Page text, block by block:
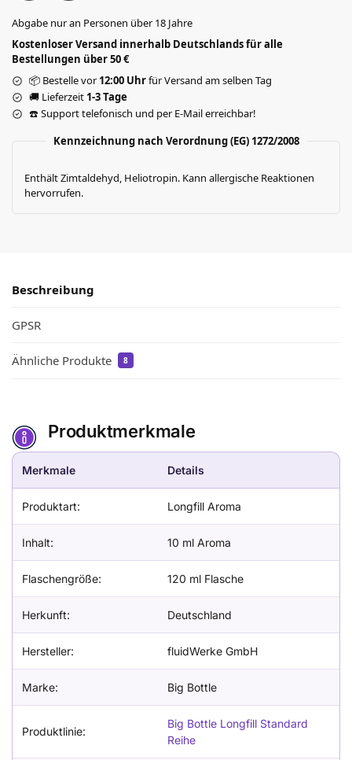
Abgabe nur an Personen über 18 Jahre
Kostenloser Versand innerhalb Deutschlands für alle
Bestellungen über 50 €
📦 Bestelle vor12:00 Uhrfür Versand am selben Tag
🚚 Lieferzeit 1-3 Tage
☎️ Support telefonisch und per E-Mail erreichbar!
Kennzeichnung nach Verordnung (EG) 1272/2008
Enthält Zimtaldehyd, Heliotropin. Kann allergische Reaktionen
hervorrufen.
Beschreibung
GPSR
Ähnliche Produkte 8
Produktmerkmale
Merkmale Details
Produktart: Longfill Aroma
Inhalt: 10 ml Aroma
Flaschengröße: 120 ml Flasche
Herkunft: Deutschland
Hersteller: fluidWerke GmbH
Marke: Big Bottle
Produktlinie:
Big Bottle Longfill Standard
Reihe